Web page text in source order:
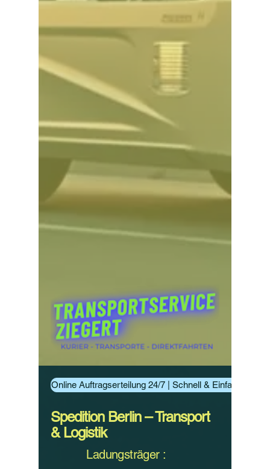
Online Auftragserteilung 24/7 | Schnell & Einfach
Spedition Berlin – Transport
& Logistik
Ladungsträger :